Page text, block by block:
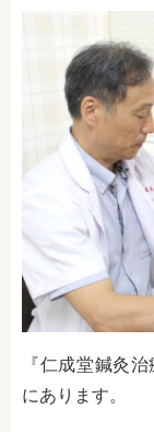
『仁成堂鍼灸
にあります。